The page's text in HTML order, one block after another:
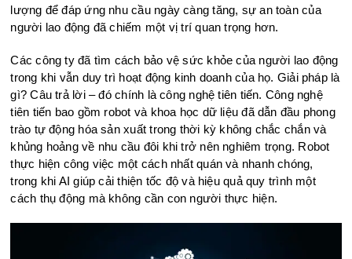
lượng để đáp ứng nhu cầu ngày càng tăng, sự an toàn của
người lao động đã chiếm một vị trí quan trọng hơn.
Các công ty đã tìm cách bảo vệ sức khỏe của người lao động
trong khi vẫn duy trì hoạt động kinh doanh của họ. Giải pháp là
gì? Câu trả lời – đó chính là công nghệ tiên tiến. Công nghệ
tiên tiến bao gồm robot và khoa học dữ liệu đã dẫn đầu phong
trào tự động hóa sản xuất trong thời kỳ không chắc chắn và
khủng hoảng về nhu cầu đôi khi trở nên nghiêm trọng. Robot
thực hiện công việc một cách nhất quán và nhanh chóng,
trong khi AI giúp cải thiện tốc độ và hiệu quả quy trình một
cách thụ động mà không cần con người thực hiện.